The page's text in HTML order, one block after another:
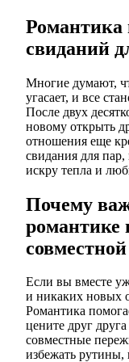
Романтика
свиданий
Многие думают,
угасает, и все
После двух
новому открыть
отношения еще
свидания для
искру тепла и
Почему
романтике
Если вы вместе
и никаких новых
Романтика
цените друг
совместные
избежать рутины,